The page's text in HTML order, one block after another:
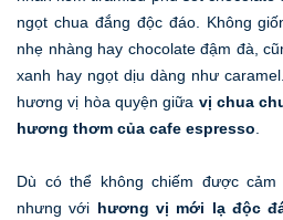
ngọt chua đắng độc đáo. Không
nhẹ nhàng hay chocolate đậm đà,
xanh hay ngọt dịu dàng như
hương vị hòa quyện giữa vị chua
hương thơm của cafe espresso
Dù có thể không chiếm được
nhưng với hương vị mới lạ độc